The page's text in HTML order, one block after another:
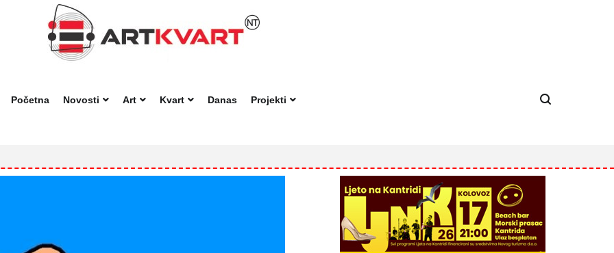
Početna
Novosti Art Kvart Danas Projekti